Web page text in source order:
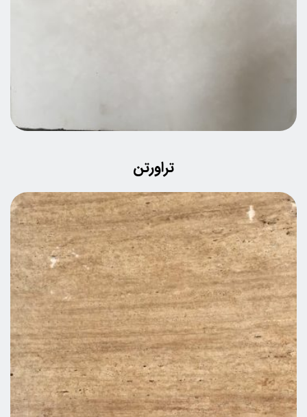
تراورتن